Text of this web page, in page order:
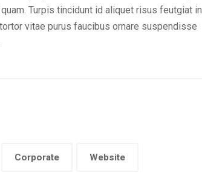
Turpis tincidunt id aliquet risus feutgiat in
vitae purus faucibus ornare suspendisse
Corporate Website